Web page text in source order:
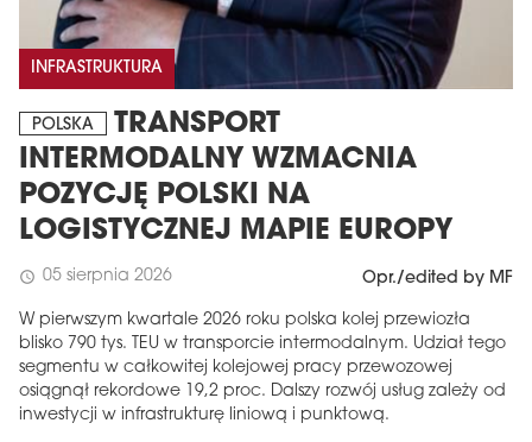
INFRASTRUKTURA
POLSKA
TRANSPORT
INTERMODALNY WZMACNIA
POZYCJĘ POLSKI NA
LOGISTYCZNEJ MAPIE EUROPY
schedule 05 sierpnia 2026 Opr./edited by MF
W pierwszym kwartale 2026 roku polska kolej przewiozła
blisko 790 tys. TEU w transporcie intermodalnym. Udział tego
segmentu w całkowitej kolejowej pracy przewozowej
osiągnął rekordowe 19,2 proc. Dalszy rozwój usług zależy od
inwestycji w infrastrukturę liniową i punktową.